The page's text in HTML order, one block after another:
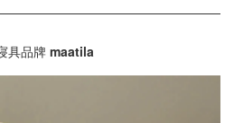
具品牌 maatila